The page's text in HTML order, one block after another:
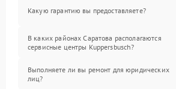
Какую гарантию вы предоставляете?
В каких районах Саратова располагаются
сервисные центры Kuppersbusch?
Выполняете ли вы ремонт для юридических
лиц?